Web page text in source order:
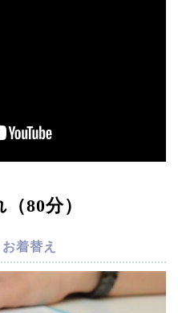
80分）
着替え